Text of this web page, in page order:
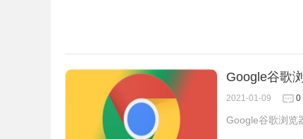
Google谷歌
2021-01-09 0
Google谷歌浏览